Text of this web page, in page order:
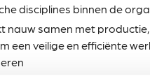
disciplines binnen de
nauw samen met
een veilige en efficiënte